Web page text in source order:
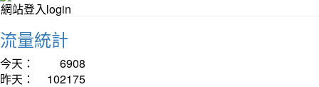
網站登入login
流量統計
今天：
6908
昨天：
102175